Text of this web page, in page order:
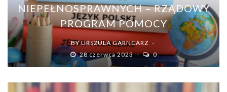
NIEPEŁNOSPRAWNYCH – RZĄDOWY
PROGRAM POMOCY
BYURSZULA GARNCARZ
28 czerwca 2023
0